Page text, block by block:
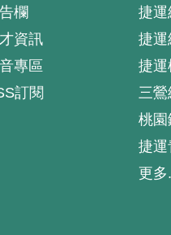
欄
資訊
專區
訂閱
捷運
捷運
捷運
三
桃
捷運
更多